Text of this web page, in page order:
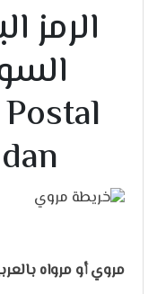
الرمز
مروي أو مرواه